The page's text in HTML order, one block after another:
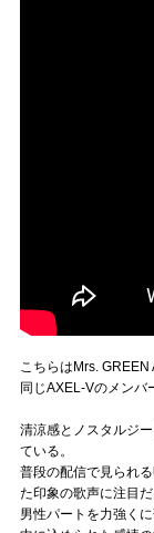
こちらはMrs.
同じAXEL-Vのメンバ
清涼感とノスタルジ
ている。
普段の配信で見られ
た印象の歌声に注目だ
男性パートを力強く